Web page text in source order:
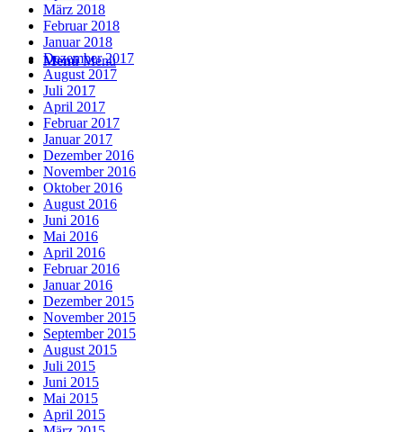
Menü Menü
März 2018
Februar 2018
Januar 2018
Dezember 2017
August 2017
Juli 2017
April 2017
Februar 2017
Januar 2017
Dezember 2016
November 2016
Oktober 2016
August 2016
Juni 2016
Mai 2016
April 2016
Februar 2016
Januar 2016
Dezember 2015
November 2015
September 2015
August 2015
Juli 2015
Juni 2015
Mai 2015
April 2015